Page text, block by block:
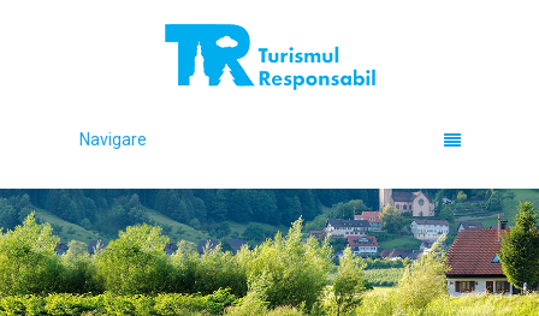
Navigare